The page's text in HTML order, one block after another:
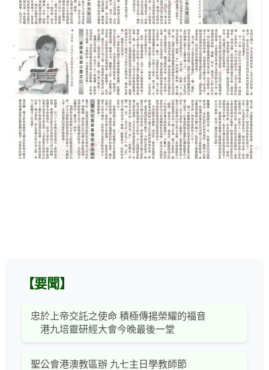
【要聞】
忠於上帝交託之使命 積極傳揚榮耀的福音
港九培靈研經大會今晚最後一堂
聖公會港澳教區辦 九七主日學教師節